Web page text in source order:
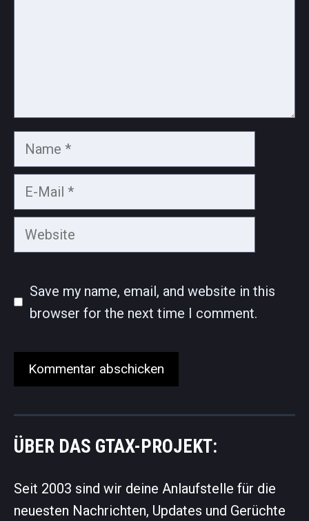
Name
Mail
Website
Save my name, email, and website in this
browser for the next time I comment.
ÜBER DAS GTAX-PROJEKT:
Seit 2003 sind wir deine Anlaufstelle für die
neuesten Nachrichten, Updates und Gerüchte